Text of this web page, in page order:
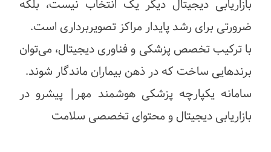
بازاریابی دیجیتال دیگر یک انتخاب نیست، بلکه
ضرورتی برای رشد پایدار مراکز تصویربرداری است.
با ترکیب تخصص پزشکی و فناوری دیجیتال، می‌توان
برندهایی ساخت که در ذهن بیماران ماندگار شوند.
سامانه یکپارچه پزشکی هوشمند مهر| پیشرو در
بازاریابی دیجیتال و محتوای تخصصی سلامت